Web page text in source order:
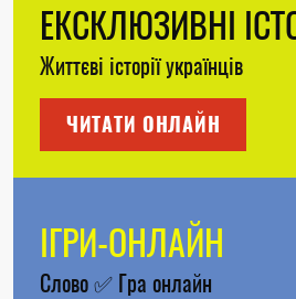
ЕКСКЛЮЗИВНІ
Життєві історії українців
ЧИТАТИ ОНЛАЙН
ІГРИ-ОНЛАЙН
Слово✅ Гра онлайн